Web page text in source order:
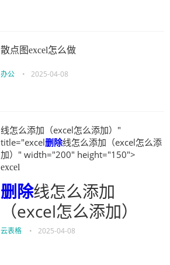
散点图excel怎么做
办公 • 2025-04-08
线怎么添加（excel怎么添加）"
title="excel删除线怎么添加（excel怎么添
加）" width="200" height="150">
excel
删除线怎么添加
（excel怎么添加）
云表格 • 2025-04-08